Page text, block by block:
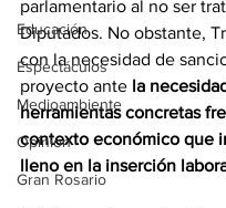
Educación
Espectáculos
Medioambiente
Opinión
Gran Rosario
parlamentario al no ser
Diputados. No obstante,
con la necesidad de
proyecto ante la
herramientas concretas
contexto económico que
lleno en la inserción